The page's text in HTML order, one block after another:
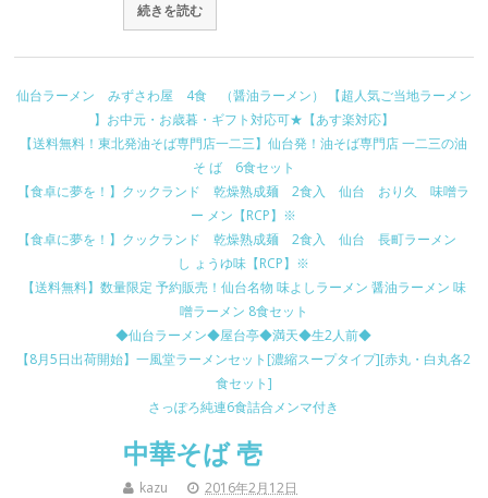
続きを読む
仙台ラーメン みずさわ屋 4食 （醤油ラーメン） 【超人気ご当地ラーメン
】お中元・お歳暮・ギフト対応可★【あす楽対応】
【送料無料！東北発油そば専門店一二三】仙台発！油そば専門店 一二三の油
そ ば 6食セット
【食卓に夢を！】クックランド 乾燥熟成麺 2食入 仙台 おり久 味噌ラ
ー メン【RCP】※
【食卓に夢を！】クックランド 乾燥熟成麺 2食入 仙台 長町ラーメン
し ょうゆ味【RCP】※
【送料無料】数量限定 予約販売！仙台名物 味よしラーメン 醤油ラーメン 味
噌ラーメン 8食セット
◆仙台ラーメン◆屋台亭◆満天◆生2人前◆
【8月5日出荷開始】一風堂ラーメンセット[濃縮スープタイプ][赤丸・白丸各2
食セット]
さっぽろ純連6食詰合メンマ付き
中華そば 壱
kazu 2016年2月12日